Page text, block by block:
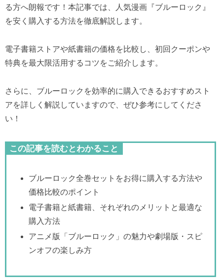
る方へ朗報です！本記事では、人気漫画『ブルーロック』
を安く購入する方法を徹底解説します。
電子書籍ストアや紙書籍の価格を比較し、初回クーポンや
特典を最大限活用するコツをご紹介します。
さらに、ブルーロックを効率的に購入できるおすすめスト
アを詳しく解説していますので、ぜひ参考にしてくださ
い！
この記事を読むとわかること
ブルーロック全巻セットをお得に購入する方法や
価格比較のポイント
電子書籍と紙書籍、それぞれのメリットと最適な
購入方法
アニメ版「ブルーロック」の魅力や劇場版・スピ
ンオフの楽しみ方